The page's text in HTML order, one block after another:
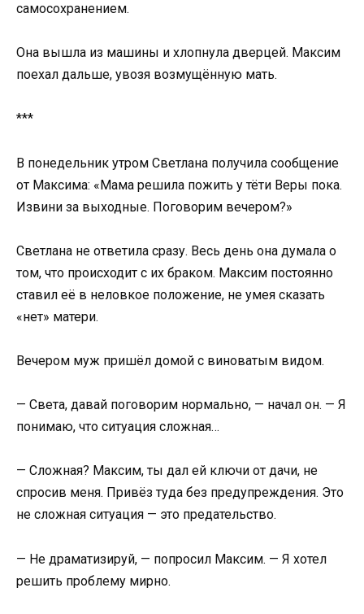
самосохранением.
Она вышла из машины и хлопнула дверцей. Максим
поехал дальше, увозя возмущённую мать.
***
В понедельник утром Светлана получила сообщение
от Максима: «Мама решила пожить у тёти Веры пока.
Извини за выходные. Поговорим вечером?»
Светлана не ответила сразу. Весь день она думала о
том, что происходит с их браком. Максим постоянно
ставил её в неловкое положение, не умея сказать
«нет» матери.
Вечером муж пришёл домой с виноватым видом.
— Света, давай поговорим нормально, — начал он. — Я
понимаю, что ситуация сложная…
— Сложная? Максим, ты дал ей ключи от дачи, не
спросив меня. Привёз туда без предупреждения. Это
не сложная ситуация — это предательство.
— Не драматизируй, — попросил Максим. — Я хотел
решить проблему мирно.